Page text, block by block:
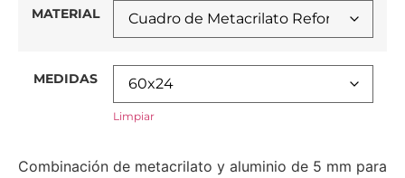
MATERIAL
MEDIDAS
Limpiar
Combinación de metacrilato y aluminio de 5 mm para